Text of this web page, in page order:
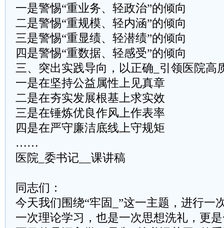
一是警惕“重业务、轻政治”的倾向
二是警惕“重规模、轻内涵”的倾向
三是警惕“重显绩、轻潜绩”的倾向
四是警惕“重数据、轻感受”的倾向
三、突出实践导向，以正确_引领医院高
一是在坚持公益属性上见真章
二是在夯实发展根基上求实效
三是在锤炼优良作风上作表率
四是在严守廉洁底线上守规矩
……
医院_委书记__课讲稿
同志们：
今天我们围绕“牢固_”这一主题，进行一
一次理论学习，也是一次思想洗礼，更